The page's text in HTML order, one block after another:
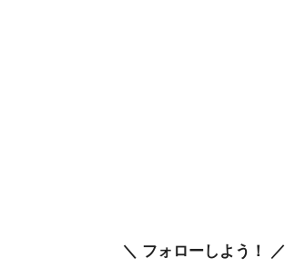
＼ フォローしよう！ ／